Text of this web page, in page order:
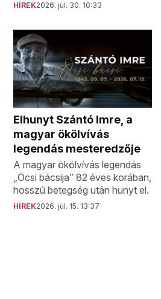
HÍREK2026. júl. 30. 10:33
Elhunyt Szántó Imre, a
magyar ökölvívás
legendás mesteredzője
A magyar ökölvívás legendás
„Öcsi bácsija” 82 éves korában,
hosszú betegség után hunyt el.
HÍREK2026. júl. 15. 13:37